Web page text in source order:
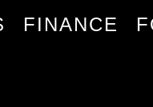
FINANCE